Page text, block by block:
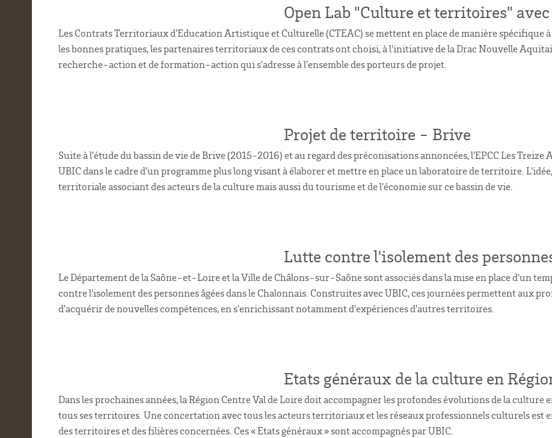
Open Lab "Culture et territoires"
Les Contrats Territoriaux d'Education Artistique et Culturelle (CTEAC) se mettent en place de manière spécifique
les bonnes pratiques, les partenaires territoriaux de ces contrats ont choisi, à l'initiative de la Drac Nouvelle
recherche-action et de formation-action qui s'adresse à l'ensemble des porteurs de projet.
Projet de territoire - Brive
Suite à l'étude du bassin de vie de Brive (2015-2016) et au regard des préconisations annoncées, l’EPCC Les
UBIC dans le cadre d’un programme plus long visant à élaborer et mettre en place un laboratoire de territoire.
territoriale associant des acteurs de la culture mais aussi du tourisme et de l'économie sur ce bassin de vie.
Lutte contre l'isolement des
Le Département de la Saône-et-Loire et la Ville de Châlons-sur-Saône sont associés dans la mise en place d'un
contre l'isolement des personnes âgées dans le Chalonnais. Construites avec UBIC, ces journées permettent aux
d'acquérir de nouvelles compétences, en s'enrichissant notamment d'expériences d'autres territoires.
Etats généraux de la culture en
Dans les prochaines années, la Région Centre Val de Loire doit accompagner les profondes évolutions de la culture
tous ses territoires. Une concertation avec tous les acteurs territoriaux et les réseaux professionnels culturels est
des territoires et des filières concernées. Ces « Etats généraux » sont accompagnés par UBIC.